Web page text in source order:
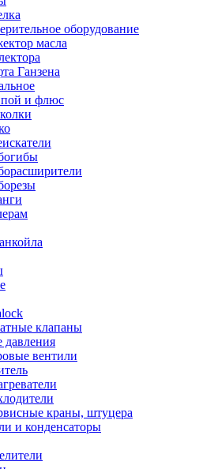
оборудование
масла
Ганзена
и флюс
клапаны
давления
вентили
краны, штуцера
и конденсаторы